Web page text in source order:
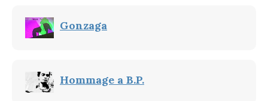
Gonzaga
Hommage a B.P.